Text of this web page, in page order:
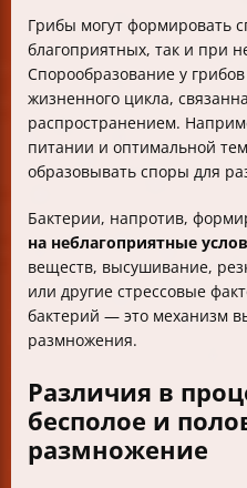
Грибы могут формировать
благоприятных, так и при
Спорообразование у
жизненного цикла,
распространением.
питании и оптимальной
образовывать споры для
Бактерии, напротив,
на неблагоприятные
веществ, высушивание,
или другие стрессовые
бактерий — это механизм
размножения.
Различия в
бесполое и
размножение